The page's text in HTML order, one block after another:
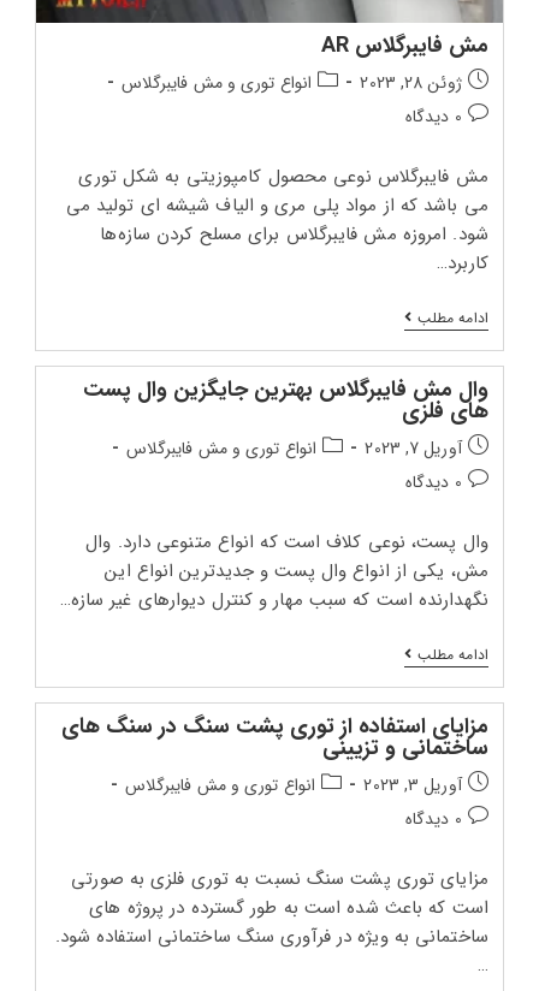
مش فایبرگلاس AR
تاریخ
انتشار
پست:
ژوئن 28, 2023
دسته‌بندی
انواع توری و مش فایبرگلاس
دیدگاه‌های
0 دیدگاه
مش فایبرگلاس نوعی محصول کامپوزیتی به شکل توری
می باشد که از مواد پلی مری و الیاف شیشه ای تولید می
شود. امروزه مش فایبرگلاس برای مسلح کردن سازه‌ها
کاربرد…
ادامه مطلبمش
فایبرگلاس
AR
وال مش فایبرگلاس بهترین جایگزین وال پست
های فلزی
تاریخ
انتشار
پست:
آوریل 7, 2023
دسته‌بندی
انواع توری و مش فایبرگلاس
دیدگاه‌های
0 دیدگاه
وال پست، نوعی کلاف است که انواع متنوعی دارد. وال
مش، یکی از انواع وال پست و جدیدترین انواع این
نگهدارنده است که سبب مهار و کنترل دیوارهای غیر سازه…
ادامه مطلبوال
مش
فایبرگلاس
بهترین
جایگزین
وال
های
فلزی
مزایای استفاده از توری پشت سنگ در سنگ های
ساختمانی و تزیینی
تاریخ
انتشار
پست:
آوریل 3, 2023
دسته‌بندی
انواع توری و مش فایبرگلاس
دیدگاه‌های
0 دیدگاه
مزایای توری پشت سنگ نسبت به توری فلزی به صورتی
است که باعث شده است به طور گسترده در پروژه های
ساختمانی به ویژه در فرآوری سنگ ساختمانی استفاده شود.
…